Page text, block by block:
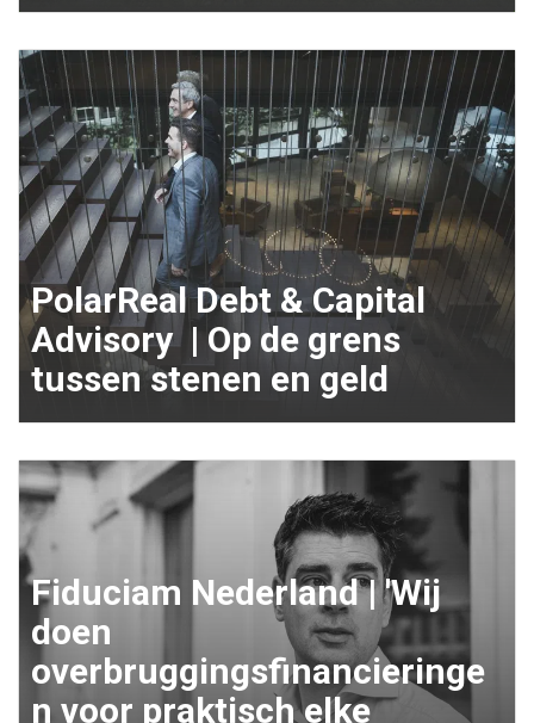
PolarReal Debt & Capital
Advisory | Op de grens
tussen stenen en geld
Fiduciam Nederland | 'Wij
doen
overbruggingsfinancieringe
n voor praktisch elke